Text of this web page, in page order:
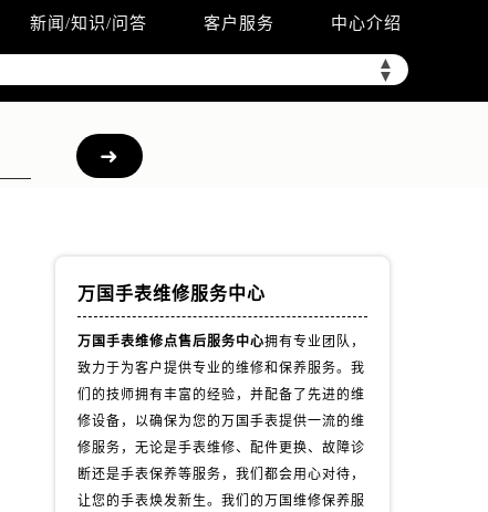
新闻/知识/问答 客户服务 中心介绍
▲
▼
万国手表维修服务中心
万国手表维修点售后服务中心拥有专业团队，
致力于为客户提供专业的维修和保养服务。我
们的技师拥有丰富的经验，并配备了先进的维
修设备，以确保为您的万国手表提供一流的维
修服务，无论是手表维修、配件更换、故障诊
断还是手表保养等服务，我们都会用心对待，
让您的手表焕发新生。我们的万国维修保养服